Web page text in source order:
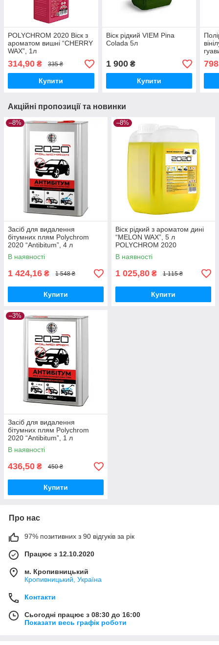
POLYCHROM 2020 Віск з
ароматом вишні “CHERRY
WAX”, 1л
314,90 ₴ 335 ₴
Купити
Віск рідкий VIEM Pina
Colada 5л
1 900₴
Купити
Акційні пропозиції та новинки
–8%
Засіб для видалення
бітумних плям Polychrom
2020 “Antibitum”, 4 л
В наявності
1 424,16 ₴ 1 548 ₴
Купити
–8%
Віск рідкий з ароматом дині
“MELON WAX”, 5 л
POLYCHROM 2020
В наявності
1 025,80 ₴ 1 115 ₴
Купити
–3%
Засіб для видалення
бітумних плям Polychrom
2020 “Antibitum”, 1 л
В наявності
436,50 ₴ 450 ₴
Купити
Про нас
97% позитивних з 90 відгуків за рік
Працює з 12.10.2020
м. Кропивницький
Кропивницький, Україна
Контакти
Сьогодні працює з 08:30 до 16:00
Показати весь графік роботи